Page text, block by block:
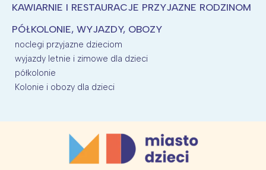
KAWIARNIE I RESTAURACJE PRZYJAZNE RODZINOM
PÓŁKOLONIE, WYJAZDY, OBOZY
noclegi przyjazne dzieciom
wyjazdy letnie i zimowe dla dzieci
półkolonie
Kolonie i obozy dla dzieci